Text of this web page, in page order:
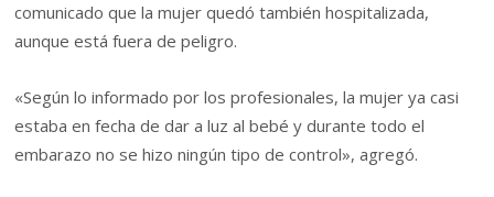
comunicado que la mujer quedó también hospitalizada,
aunque está fuera de peligro.
«Según lo informado por los profesionales, la mujer ya casi
estaba en fecha de dar a luz al bebé y durante todo el
embarazo no se hizo ningún tipo de control», agregó.